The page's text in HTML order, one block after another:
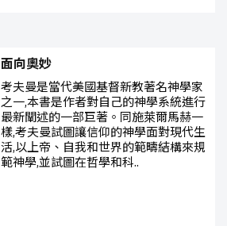
面向奧妙
考夫曼是當代美國基督新教著名神學家
之一,本書是作者對自己的神學系統進行
最新闡述的一部巨著。同施萊爾馬赫一
樣,考夫曼試圖讓信仰的神學面對現代生
活,以上帝、自我和世界的範疇結構來規
範神學,並試圖在哲學和科..